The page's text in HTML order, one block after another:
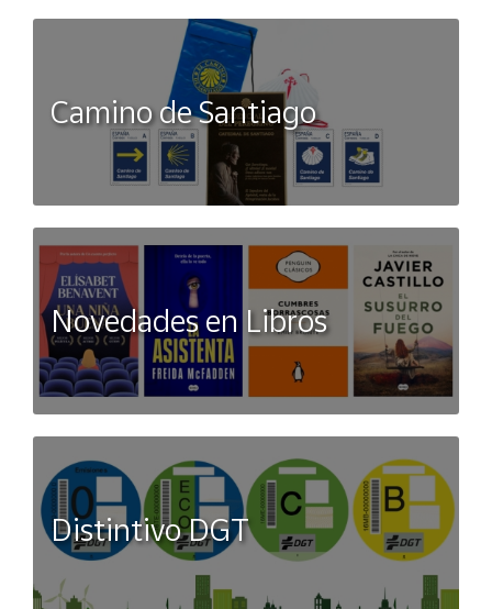
Camino de Santiago
Novedades en Libros
Distintivo DGT